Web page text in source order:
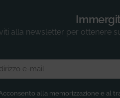
alla newsletter per ottenere
(Obbligatorio)
(Obbligatorio)alla memorizzazione e al